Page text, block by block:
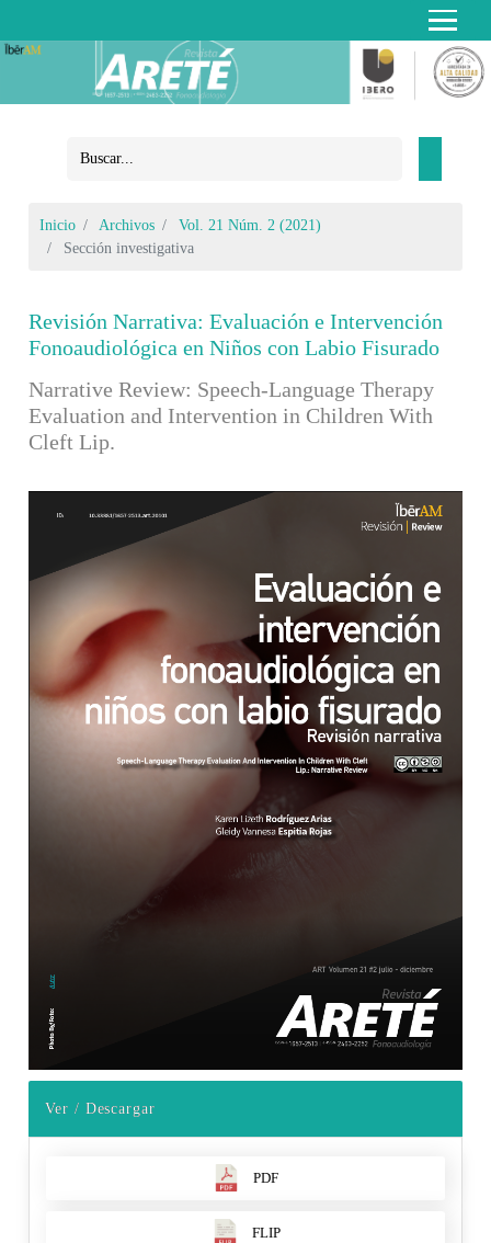
Inicio Archivos
Vol. 21 Núm. 2 (2021)
Sección investigativa
Revisión Narrativa: Evaluación e Intervención
Fonoaudiológica en Niños con Labio Fisurado
Narrative Review: Speech-Language Therapy
Evaluation and Intervention in Children With
Cleft Lip.
Barra lateral del artículo
Ver / Descargar
PDF
FLIP